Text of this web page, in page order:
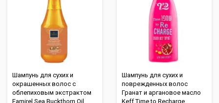
Шампунь для сухих и
окрашенных волос с
облепиховым экстрактом
Famirel Sea Buckthorn Oil
Шампунь для сухих и
поврежденных волос
Гранат и аргановое масло
Keff Time to Recharge